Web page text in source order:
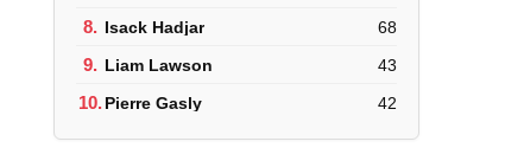
8. Isack Hadjar 68
9. Liam Lawson 43
10.Pierre Gasly 42